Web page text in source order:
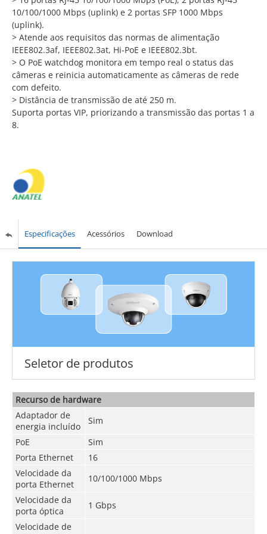
10/100/1000 Mbps (uplink) e 2 portas SFP 1000 Mbps
(uplink).
> Atende aos requisitos das normas de alimentação
IEEE802.3af, IEEE802.3at, Hi-PoE e IEEE802.3bt.
> O PoE watchdog monitora em tempo real o status das
câmeras e reinicia automaticamente as câmeras de rede
com defeito.
> Distância de transmissão de até 250 m.
Suporta portas VIP, priorizando a transmissão das portas 1 a
8.
Especificações Acessórios Download
Seletor de produtos
Recurso de hardware
Adaptador de
energia incluído
Sim
PoE
Sim
Porta Ethernet
16
Velocidade da
porta Ethernet
10/100/1000 Mbps
Velocidade da
porta óptica
1 Gbps
Velocidade de